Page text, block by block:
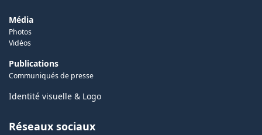
Média
Photos
Vidéos
Publications
Communiqués de presse
Identité visuelle & Logo
Réseaux sociaux